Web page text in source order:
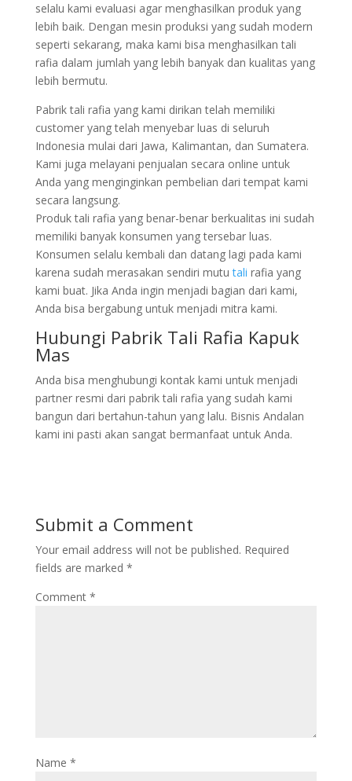
selalu kami evaluasi agar menghasilkan produk yang
lebih baik. Dengan mesin produksi yang sudah modern
seperti sekarang, maka kami bisa menghasilkan tali
rafia dalam jumlah yang lebih banyak dan kualitas yang
lebih bermutu.
Pabrik tali rafia yang kami dirikan telah memiliki
customer yang telah menyebar luas di seluruh
Indonesia mulai dari Jawa, Kalimantan, dan Sumatera.
Kami juga melayani penjualan secara online untuk
Anda yang menginginkan pembelian dari tempat kami
secara langsung.
Produk tali rafia yang benar-benar berkualitas ini sudah
memiliki banyak konsumen yang tersebar luas.
Konsumen selalu kembali dan datang lagi pada kami
karena sudah merasakan sendiri mututali rafia yang
kami buat. Jika Anda ingin menjadi bagian dari kami,
Anda bisa bergabung untuk menjadi mitra kami.
Hubungi Pabrik Tali Rafia Kapuk
Mas
Anda bisa menghubungi kontak kami untuk menjadi
partner resmi dari pabrik tali rafia yang sudah kami
bangun dari bertahun-tahun yang lalu. Bisnis Andalan
kami ini pasti akan sangat bermanfaat untuk Anda.
Submit a Comment
Your email address will not be published. Required
fields are marked *
Comment *
Name *